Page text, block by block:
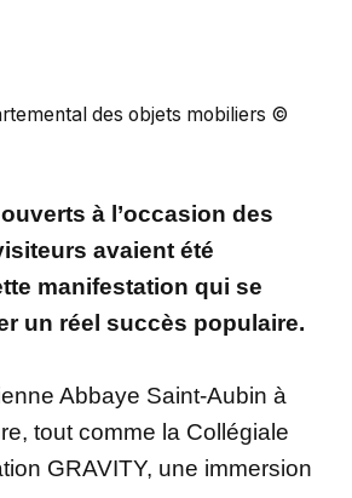
des objets mobiliers ©
à l’occasion des
avaient été
manifestation qui se
un réel succès populaire.
Abbaye Saint-Aubin à
tout comme la Collégiale
GRAVITY, une immersion